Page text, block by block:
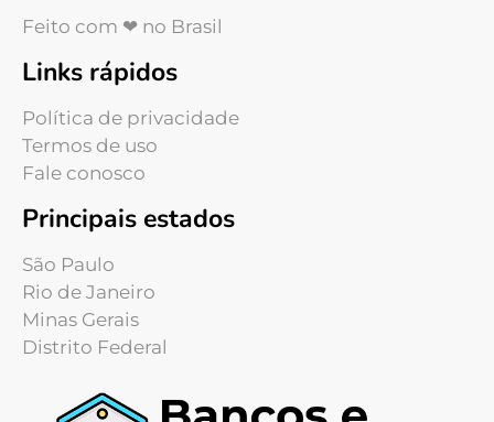
Feito com ❤ no Brasil
Links rápidos
Política de privacidade
Termos de uso
Fale conosco
Principais estados
São Paulo
Rio de Janeiro
Minas Gerais
Distrito Federal